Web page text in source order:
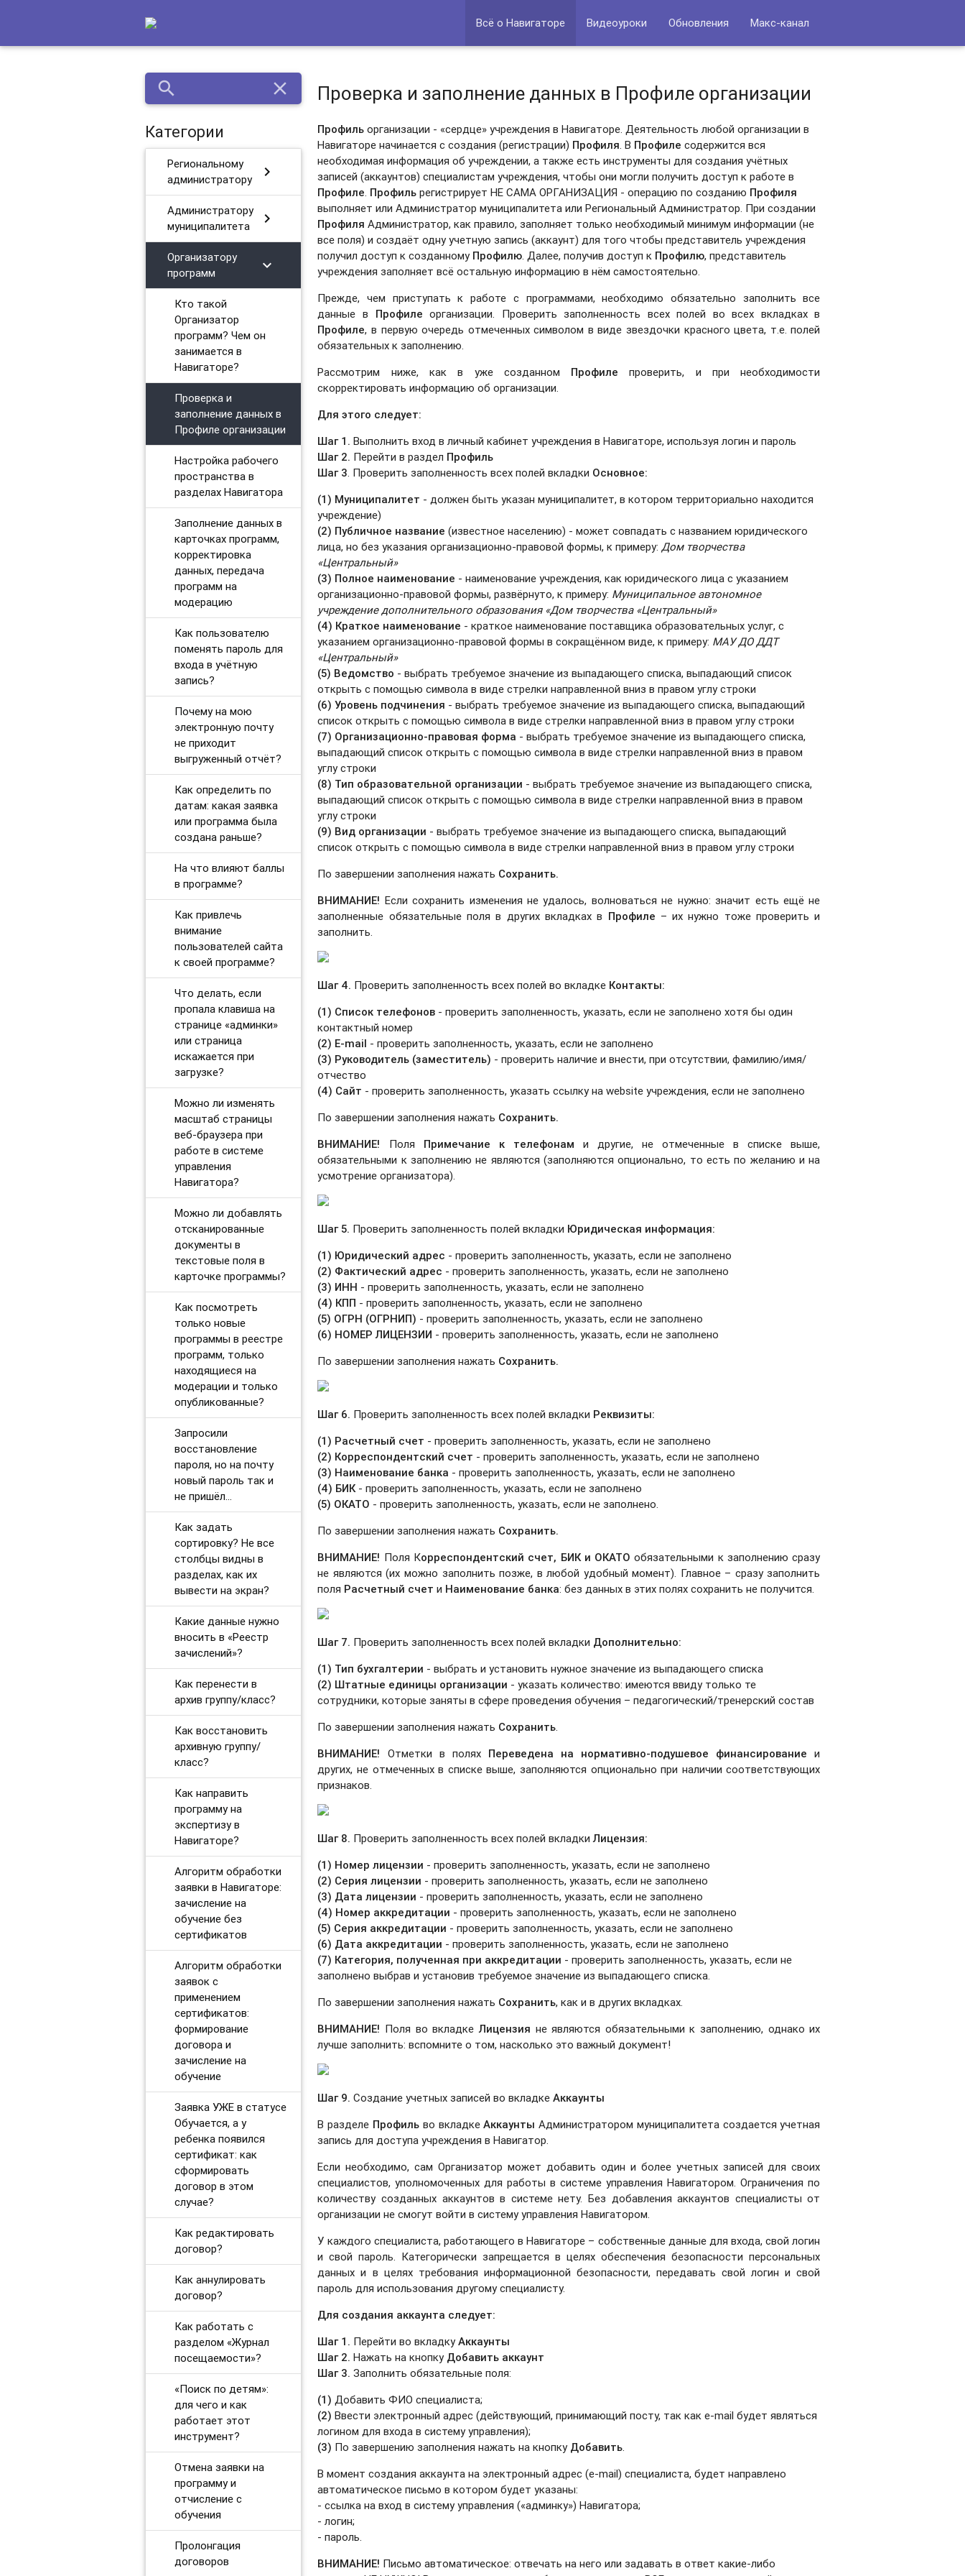
Всё о Навигаторе Видеоуроки Обновления Макс-канал
search close
Категории
Региональному
администратору
chevron_right
Администратору
муниципалитета
chevron_right
Организатору
программ
chevron_right
Кто такой
Организатор
программ? Чем он
занимается в
Навигаторе?
Проверка и
заполнение данных в
Профиле организации
Настройка рабочего
пространства в
разделах Навигатора
Заполнение данных в
карточках программ,
корректировка
данных, передача
программ на
модерацию
Как пользователю
поменять пароль для
входа в учётную
запись?
Почему на мою
электронную почту
не приходит
выгруженный отчёт?
Как определить по
датам: какая заявка
или программа была
создана раньше?
На что влияют баллы
в программе?
Как привлечь
внимание
пользователей сайта
к своей программе?
Что делать, если
пропала клавиша на
странице «админки»
или страница
искажается при
загрузке?
Можно ли изменять
масштаб страницы
веб-браузера при
работе в системе
управления
Навигатора?
Можно ли добавлять
отсканированные
документы в
текстовые поля в
карточке программы?
Как посмотреть
только новые
программы в реестре
программ, только
находящиеся на
модерации и только
опубликованные?
Запросили
восстановление
пароля, но на почту
новый пароль так и
не пришёл...
Как задать
сортировку? Не все
столбцы видны в
разделах, как их
вывести на экран?
Какие данные нужно
вносить в «Реестр
зачислений»?
Как перенести в
архив группу/класс?
Как восстановить
архивную группу/
класс?
Как направить
программу на
экспертизу в
Навигаторе?
Алгоритм обработки
заявки в Навигаторе:
зачисление на
обучение без
сертификатов
Алгоритм обработки
заявок с
применением
сертификатов:
формирование
договора и
зачисление на
обучение
Заявка УЖЕ в статусе
Обучается, а у
ребенка появился
сертификат: как
сформировать
договор в этом
случае?
Как редактировать
договор?
Как аннулировать
договор?
Как работать с
разделом «Журнал
посещаемости»?
«Поиск по детям»:
для чего и как
работает этот
инструмент?
Отмена заявки на
программу и
отчисление с
обучения
Пролонгация
договоров
Проверка и заполнение данных в Профиле организации
Профиль организации - «сердце» учреждения в Навигаторе. Деятельность любой организации в
Навигаторе начинается с создания (регистрации) Профиля . В Профиле содержится вся
необходимая информация об учреждении, а также есть инструменты для создания учётных
записей (аккаунтов) специалистам учреждения, чтобы они могли получить доступ к работе в
Профиле Профильрегистрирует НЕ САМА ОРГАНИЗАЦИЯ - операцию по созданию Профиля
выполняет или Администратор муниципалитета или Региональный Администратор. При создании
Профиля Администратор, как правило, заполняет только необходимый минимум информации (не
все поля) и создаёт одну учетную запись (аккаунт) для того чтобы представитель учреждения
получил доступ к созданному Профилю . Далее, получив доступ к Профилю, представитель
учреждения заполняет всё остальную информацию в нём самостоятельно.
Прежде, чем приступать к работе с программами, необходимо обязательно заполнить все
данные в Профилеорганизации. Проверить заполненность всех полей во всех вкладках в
Профиле, в первую очередь отмеченных символом в виде звездочки красного цвета, т.е. полей
обязательных к заполнению.
Рассмотрим ниже, как в уже созданном Профиле проверить, и при необходимости
скорректировать информацию об организации.
Для этого следует:
Шаг 1.Выполнить вход в личный кабинет учреждения в Навигаторе, используя логин и пароль
Шаг 2. Перейти в раздел Профиль
Шаг 3 . Проверить заполненность всех полей вкладки Основное:
(1) Муниципалитет - должен быть указан муниципалитет, в котором территориально находится
учреждение)
(2) Публичное название (известное населению) - может совпадать с названием юридического
лица, но без указания организационно-правовой формы, к примеру: Дом творчества
«Центральный»
(3) Полное наименование - наименование учреждения, как юридического лица с указанием
организационно-правовой формы, развёрнуто, к примеру: Муниципальное автономное
учреждение дополнительного образования «Дом творчества «Центральный»
(4) Краткое наименование - краткое наименование поставщика образовательных услуг, с
указанием организационно-правовой формы в сокращённом виде, к примеру: МАУ ДО ДДТ
«Центральный»
(5) Ведомство - выбрать требуемое значение из выпадающего списка, выпадающий список
открыть с помощью символа в виде стрелки направленной вниз в правом углу строки
(6) Уровень подчинения - выбрать требуемое значение из выпадающего списка, выпадающий
список открыть с помощью символа в виде стрелки направленной вниз в правом углу строки
(7) Организационно-правовая форма - выбрать требуемое значение из выпадающего списка,
выпадающий список открыть с помощью символа в виде стрелки направленной вниз в правом
углу строки
(8) Тип образовательной организации - выбрать требуемое значение из выпадающего списка,
выпадающий список открыть с помощью символа в виде стрелки направленной вниз в правом
углу строки
(9) Вид организации - выбрать требуемое значение из выпадающего списка, выпадающий
список открыть с помощью символа в виде стрелки направленной вниз в правом углу строки
По завершении заполнения нажать Сохранить.
ВНИМАНИЕ! Если сохранить изменения не удалось, волноваться не нужно: значит есть ещё не
заполненные обязательные поля в других вкладках в Профиле – их нужно тоже проверить и
заполнить.
Шаг 4. Проверить заполненность всех полей во вкладке Контакты:
(1) Список телефонов - проверить заполненность, указать, если не заполнено хотя бы один
контактный номер
(2) E-mail - проверить заполненность, указать, если не заполнено
(3) Руководитель (заместитель) - проверить наличие и внести, при отсутствии, фамилию/имя/
отчество
(4) Сайт - проверить заполненность, указать ссылку на website учреждения, если не заполнено
По завершении заполнения нажать Сохранить.
ВНИМАНИЕ! Поля Примечание к телефонам и другие, не отмеченные в списке выше,
обязательными к заполнению не являются (заполняются опционально, то есть по желанию и на
усмотрение организатора).
Шаг 5. Проверить заполненность полей вкладки Юридическая информация:
(1) Юридический адрес - проверить заполненность, указать, если не заполнено
(2) Фактический адрес - проверить заполненность, указать, если не заполнено
(3) ИНН - проверить заполненность, указать, если не заполнено
(4) КПП - проверить заполненность, указать, если не заполнено
(5) ОГРН (ОГРНИП) - проверить заполненность, указать, если не заполнено
(6) НОМЕР ЛИЦЕНЗИИ - проверить заполненность, указать, если не заполнено
По завершении заполнения нажать Сохранить.
Шаг 6. Проверить заполненность всех полей вкладки Реквизиты:
(1) Расчетный счет - проверить заполненность, указать, если не заполнено
(2) Корреспондентский счет - проверить заполненность, указать, если не заполнено
(3) Наименование банка - проверить заполненность, указать, если не заполнено
(4) БИК - проверить заполненность, указать, если не заполнено
(5) ОКАТО - проверить заполненность, указать, если не заполнено.
По завершении заполнения нажать Сохранить.
ВНИМАНИЕ! Поля Корреспондентский счет, БИК и ОКАТО обязательными к заполнению сразу
не являются (их можно заполнить позже, в любой удобный момент). Главное – сразу заполнить
поля Расчетный счет и Наименование банка: без данных в этих полях сохранить не получится.
Шаг 7. Проверить заполненность всех полей вкладки Дополнительно:
(1) Тип бухгалтерии - выбрать и установить нужное значение из выпадающего списка
(2) Штатные единицы организации - указать количество: имеются ввиду только те
сотрудники, которые заняты в сфере проведения обучения – педагогический/тренерский состав
По завершении заполнения нажать Сохранить
ВНИМАНИЕ! Отметки в полях Переведена на нормативно-подушевое финансирование и
других, не отмеченных в списке выше, заполняются опционально при наличии соответствующих
признаков.
Шаг 8. Проверить заполненность всех полей вкладкиЛицензия:
(1) Номер лицензии - проверить заполненность, указать, если не заполнено
(2) Серия лицензии - проверить заполненность, указать, если не заполнено
(3) Дата лицензии - проверить заполненность, указать, если не заполнено
(4) Номер аккредитации - проверить заполненность, указать, если не заполнено
(5) Серия аккредитации - проверить заполненность, указать, если не заполнено
(6) Дата аккредитации - проверить заполненность, указать, если не заполнено
(7) Категория, полученная при аккредитации - проверить заполненность, указать, если не
заполнено выбрав и установив требуемое значение из выпадающего списка.
По завершении заполнения нажать Сохранить, как и в других вкладках.
ВНИМАНИЕ! Поля во вкладке Лицензия не являются обязательными к заполнению, однако их
лучше заполнить: вспомните о том, насколько это важный документ!
Шаг 9.Создание учетных записей во вкладкеАккаунты
В разделе Профильво вкладкеАккаунты Администратором муниципалитета создается учетная
запись для доступа учреждения в Навигатор.
Если необходимо, сам Организатор может добавить один и более учетных записей для своих
специалистов, уполномоченных для работы в системе управления Навигатором. Ограничения по
количеству созданных аккаунтов в системе нету. Без добавления аккаунтов специалисты от
организации не смогут войти в систему управления Навигатором.
У каждого специалиста, работающего в Навигаторе – собственные данные для входа, свой логин
и свой пароль. Категорически запрещается в целях обеспечения безопасности персональных
данных и в целях требования информационной безопасности, передавать свой логин и свой
пароль для использования другому специалисту.
Для создания аккаунта следует:
Шаг 1. Перейти во вкладкуАккаунты
Шаг 2.Нажать на кнопкуДобавить аккаунт
Шаг 3.Заполнить обязательные поля:
(1) Добавить ФИО специалиста;
(2)Ввести электронный адрес (действующий, принимающий посту, так как e-mail будет являться
логином для входа в систему управления);
(3) По завершению заполнения нажать на кнопку Добавить
В момент создания аккаунта на электронный адрес (e-mail) специалиста, будет направлено
автоматическое письмо в котором будет указаны:
- ссылка на вход в систему управления («админку») Навигатора;
- логин;
- пароль.
ВНИМАНИЕ! Письмо автоматическое: отвечать на него или задавать в ответ какие-либо